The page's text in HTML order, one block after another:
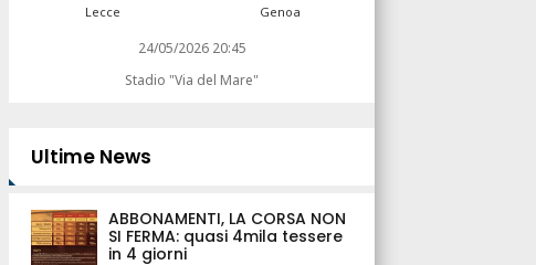
Lecce Genoa
24/05/2026 20:45
Stadio "Via del Mare"
Ultime News
ABBONAMENTI, LA CORSA NON
SI FERMA: quasi 4mila tessere
in 4 giorni